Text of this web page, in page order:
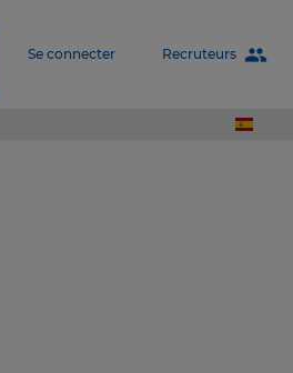
Se connecter Recruteurs people